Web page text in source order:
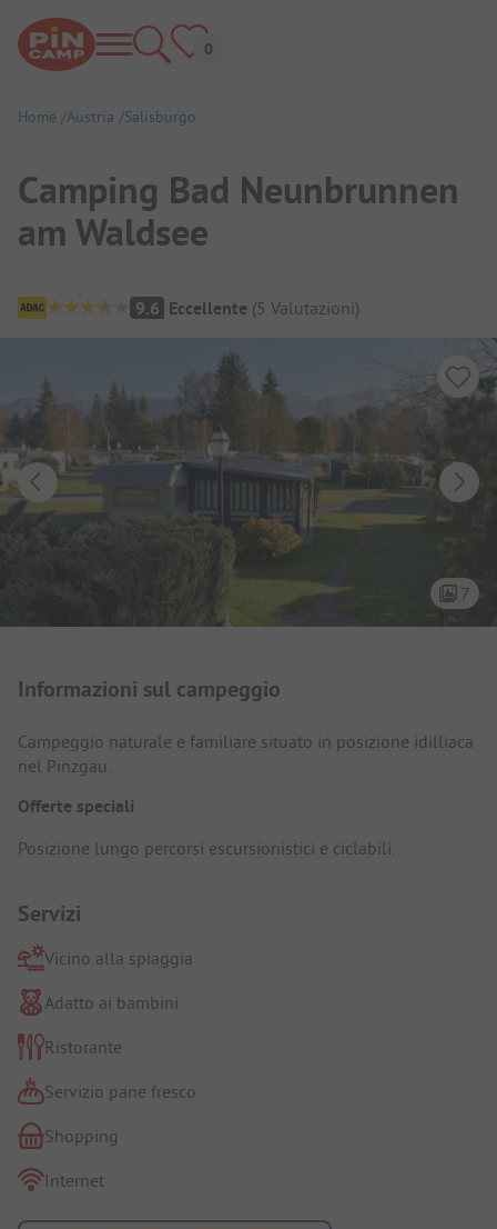
Home Austria Salisburgo
Camping Bad Neunbrunnen
am Waldsee
Panoramica del campeggio
9.6 Eccellente (5 Valutazioni)
7
Informazioni sul campeggio
Campeggio naturale e familiare situato in posizione idilliaca
nel Pinzgau.
Offerte speciali
Posizione lungo percorsi escursionistici e ciclabili.
Servizi
Vicino alla spiaggia
Adatto ai bambini
Ristorante
Servizio pane fresco
Shopping
Internet